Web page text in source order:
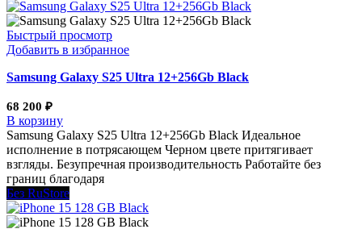
Быстрый просмотр
Добавить в избранное
Samsung Galaxy S25 Ultra 12+256Gb Black
68 200 ₽
В корзину
Samsung Galaxy S25 Ultra 12+256Gb Black Идеальное
исполнение в потрясающем Черном цвете притягивает
взгляды. Безупречная производительность Работайте без
границ благодаря
Без RuStore